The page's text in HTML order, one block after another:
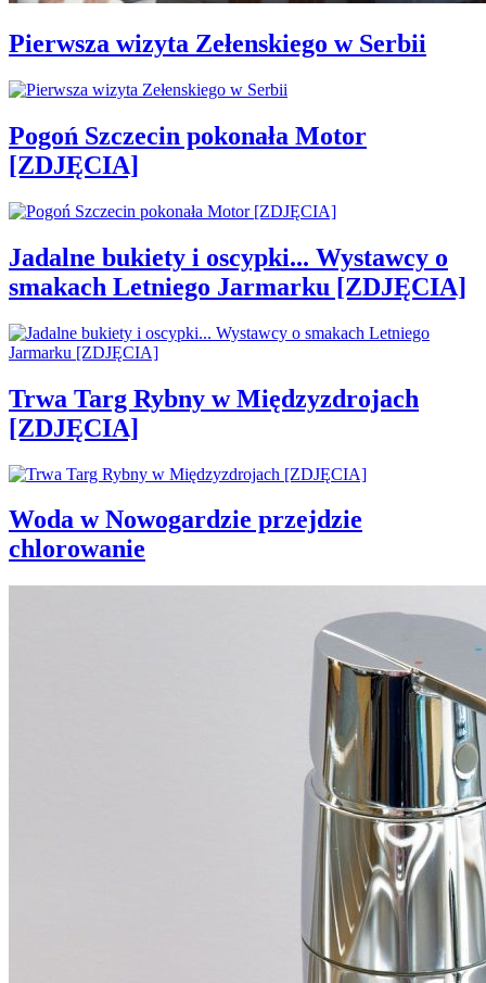
Pierwsza wizyta Zełenskiego w Serbii
Pogoń Szczecin pokonała Motor
[ZDJĘCIA]
Jadalne bukiety i oscypki... Wystawcy o
smakach Letniego Jarmarku [ZDJĘCIA]
Trwa Targ Rybny w Międzyzdrojach
[ZDJĘCIA]
Woda w Nowogardzie przejdzie
chlorowanie